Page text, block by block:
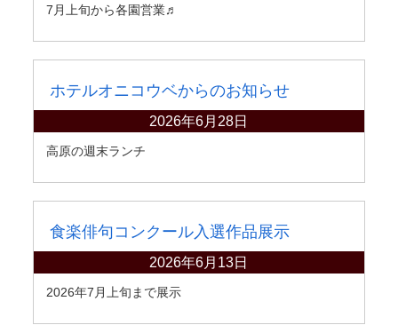
7月上旬から各園営業♬
ホテルオニコウベからのお知らせ
2026年6月28日
高原の週末ランチ
食楽俳句コンクール入選作品展示
2026年6月13日
2026年7月上旬まで展示